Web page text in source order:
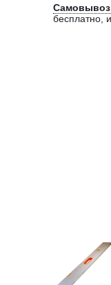
бесплатно ,